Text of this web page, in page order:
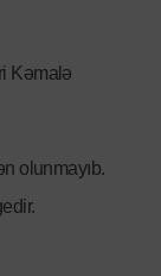
Kəmalə
olunmayıb.